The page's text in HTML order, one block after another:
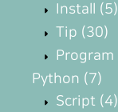
Install (5)
Tip (30)
Program
Python (7)
Script (4)